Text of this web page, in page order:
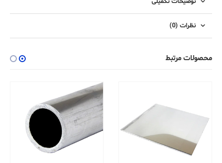
نظرات (0)
محصولات مرتبط